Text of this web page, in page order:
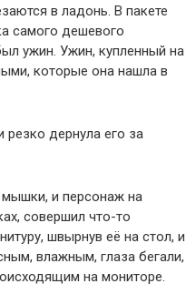
в ладонь. В пакете
самого дешевого
ужин. Ужин, купленный на
которые она нашла в
дернула его за
и персонаж на
совершил что-то
швырнув её на стол, и
влажным, глаза бегали,
на мониторе.